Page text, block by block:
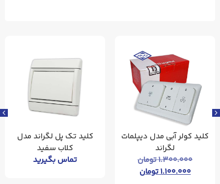
کلید تک پل لگراند مدل
تماس بگیرید
کلید دو پل
کلاب سفید
تماس